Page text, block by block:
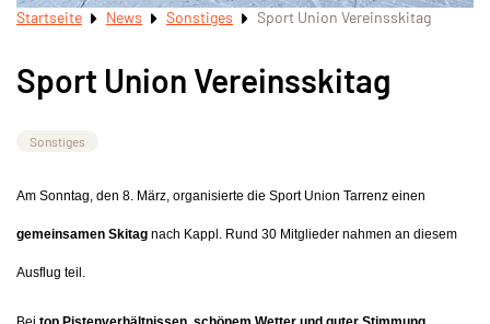
Startseite News Sonstiges Sport Union Vereinsskitag
Sport Union Vereinsskitag
Sonstiges
Am Sonntag, den 8. März, organisierte die Sport Union Tarrenz einen
gemeinsamen Skitag nach Kappl. Rund 30 Mitglieder nahmen an diesem
Ausflug teil.